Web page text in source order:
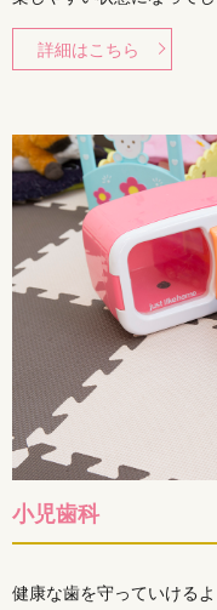
詳細はこちら
小児歯科
健康な歯を守っていける